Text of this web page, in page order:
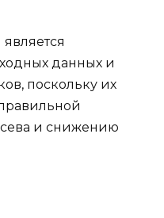
данных и
поскольку их
и снижению